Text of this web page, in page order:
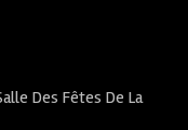
Des Fêtes De La